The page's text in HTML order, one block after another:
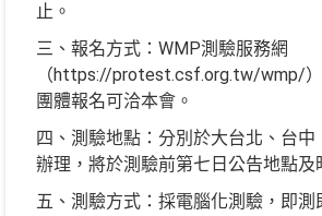
止。
三、報名方式：WMP測驗服務網
（https://protest.csf.org.tw/wmp/
團體報名可洽本會。
四、測驗地點：分別於大台北、台中
辦理，將於測驗前第七日公告地點及
五、測驗方式：採電腦化測驗，即測